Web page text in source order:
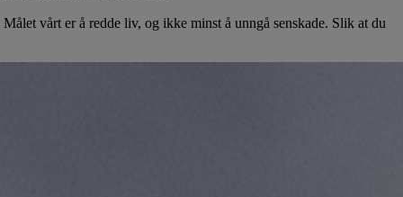
vårt er å redde liv, og ikke minst å unngå senskade. Slik at du